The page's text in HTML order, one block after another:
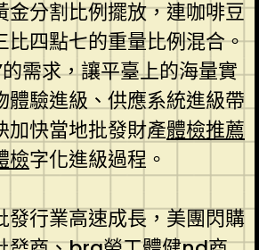
金分割比例擺放，連咖啡豆
比四點七的重量比例混合。
需求，讓平臺上的海量實
體驗進級、供應系統進級帶
加快當地批發財產體檢推薦
檢字化進級過程。
發行業高速成長，美團閃購